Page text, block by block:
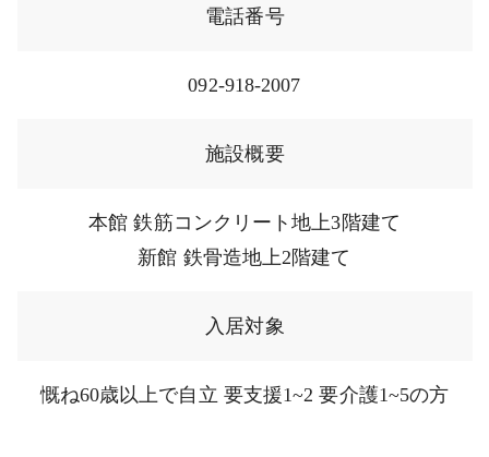
電話番号
092-918-2007
施設概要
本館 鉄筋コンクリート地上3階建て
新館 鉄骨造地上2階建て
入居対象
慨ね60歳以上で自立 要支援1~2 要介護1~5の方